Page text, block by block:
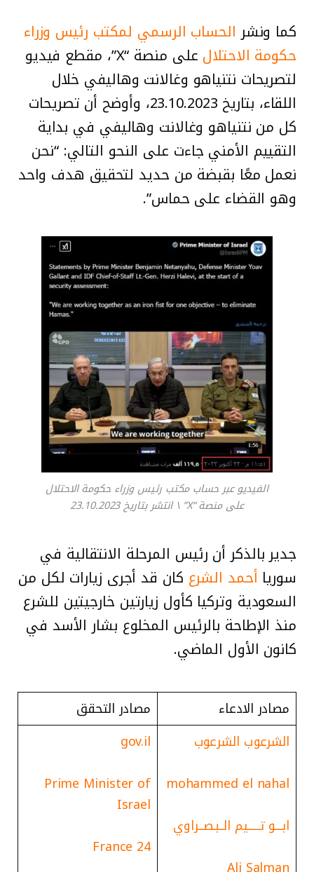
كما ونشر الحساب الرسمي لمكتب رئيس وزراء
حكومة الاحتلال
على منصة “X”، مقطع فيديو
لتصريحات نتنياهو وغالانت وهاليفي خلال
اللقاء، بتاريخ 23.10.2023، وأوضح أن تصريحات
كل من نتنياهو وغالانت وهاليفي في بداية
التقييم الأمني جاءت على النحو التالي: “نحن
نعمل معًا بقبضة من حديد لتحقيق هدف واحد
وهو القضاء على حماس”.
الفيديو عبر حساب مكتب رئيس وزراء حكومة الاحتلال
على منصة “X” \ انتشر بتاريخ 23.10.2023
جدير بالذكر أن رئيس المرحلة الانتقالية في
سوريا أحمد الشرع كان قد أجرى زيارات لكل من
السعودية وتركيا كأول زيارتين خارجيتين للشرع
منذ الإطاحة بالرئيس المخلوع بشار الأسد في
كانون الأول الماضي.
مصادر الادعاء
مصادر التحقق
الشرعوب الشرعوب
mohammed el nahal
ابــــو تــــــيم الــبـصــراوي
gov.il
Prime Minister of
Israel
France 24